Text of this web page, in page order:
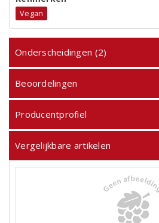
Vegan
Onderscheidingen (2)
Beoordelingen
Producentprofiel
Vergelijkbare artikelen